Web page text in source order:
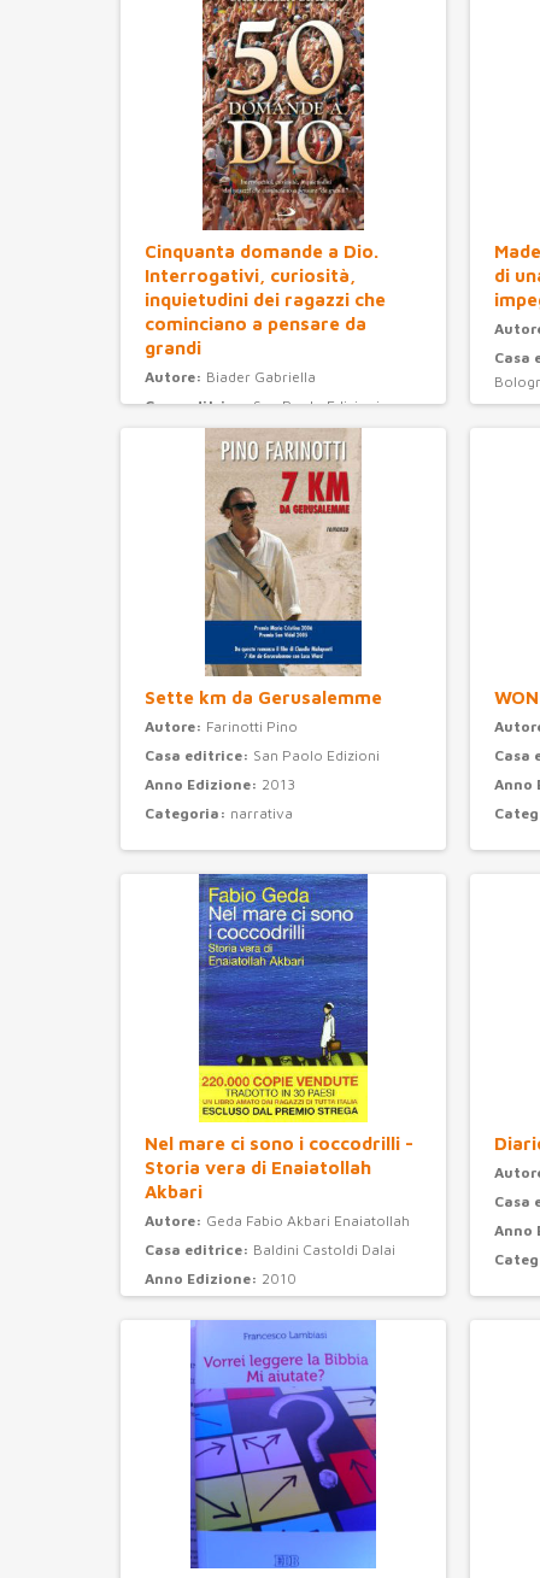
Cinquanta domande a Dio.
Interrogativi, curiosità,
inquietudini dei ragazzi che
cominciano a pensare da
grandi
Autore: Biader Gabriella
Casa editrice:San Paolo Edizioni
Categoria: ragazzi
di
Casa
Anno
Sette km da Gerusalemme
Autore: Farinotti Pino
Casa editrice: San Paolo Edizioni
Anno Edizione: 2013
Categoria: narrativa
Casa
Anno
Nel mare ci sono i coccodrilli -
Storia vera di Enaiatollah
Akbari
Autore: Geda Fabio Akbari Enaiatollah
Casa editrice: Baldini Castoldi Dalai
Anno Edizione: 2010
Casa
Anno